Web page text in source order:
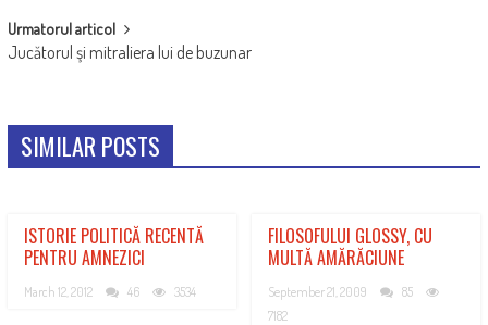
Urmatorul articol
Jucătorul şi mitraliera lui de buzunar
SIMILAR POSTS
ISTORIE POLITICĂ RECENTĂ
PENTRU AMNEZICI
March 12, 2012 46 3534
FILOSOFULUI GLOSSY, CU
MULTĂ AMĂRĂCIUNE
September 21, 2009
85
7182